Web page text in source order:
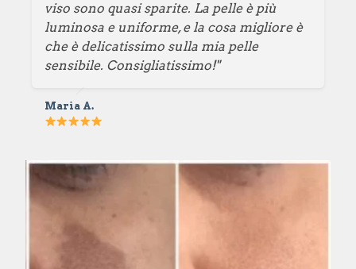
viso sono quasi sparite. La pelle è più
luminosa e uniforme, e la cosa migliore è
che è delicatissimo sulla mia pelle
sensibile. Consigliatissimo!"
Maria A.